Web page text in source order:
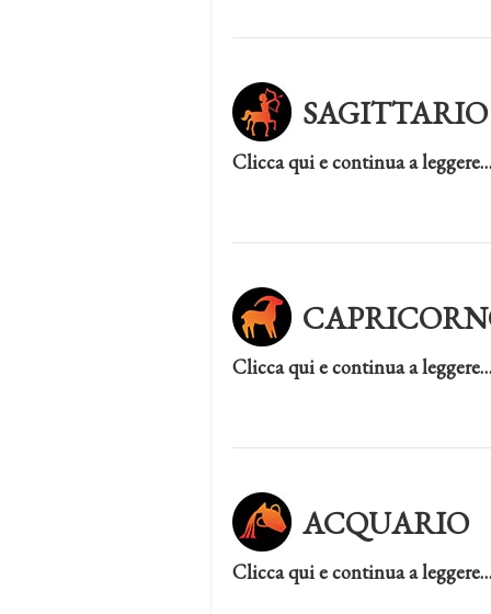
SAGITTARIO
Clicca qui e continua a leggere…
Clicca qui e continua a leggere…
ACQUARIO
Clicca qui e continua a leggere…